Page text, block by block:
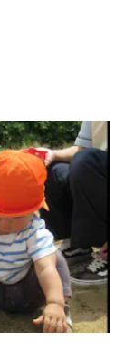
スを開拓し、
けます。4月は
きなお散歩のお
す。